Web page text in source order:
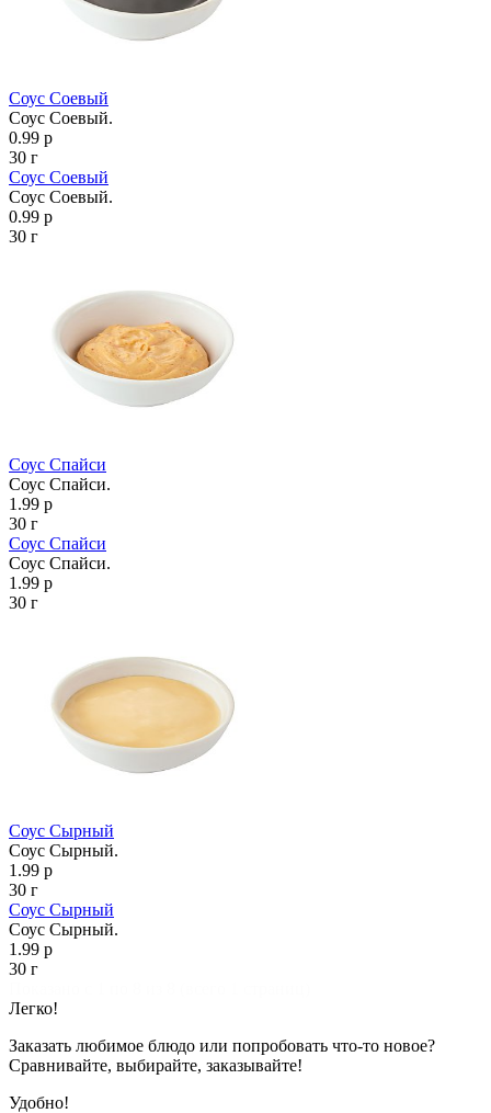
Соус Соевый
Соус Соевый.
0.99 р
30 г
Соус Соевый
Соус Соевый.
0.99 р
30 г
Соус Спайси
Соус Спайси.
1.99 р
30 г
Соус Спайси
Соус Спайси.
1.99 р
30 г
Соус Сырный
Соус Сырный.
1.99 р
30 г
Соус Сырный
Соус Сырный.
1.99 р
30 г
Легко!
Заказать любимое блюдо или попробовать что-то новое?
Сравнивайте, выбирайте, заказывайте!
Удобно!